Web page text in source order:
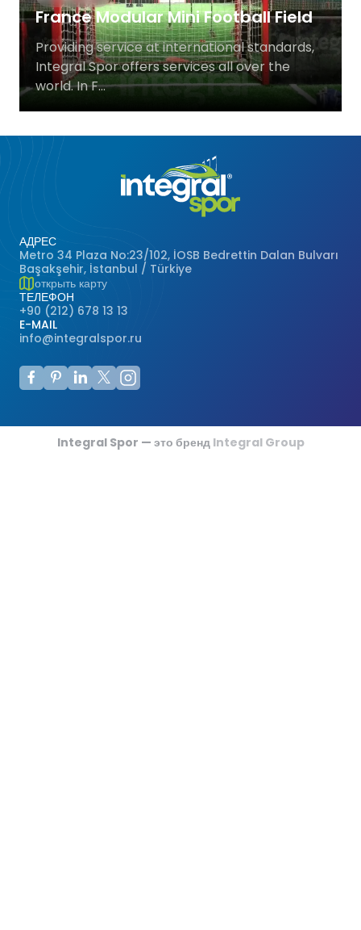
Баскетбольные Корты
Волейбольные Корты
Многофункциональные Поля
Хоккейные Поля
Бейсбольные Поля
Регби Поля
Бадминтонные Корты
Футзальные Корты
Американский Футбол
Натуральная Трава
France Modular Mini Football Field
Providing service at international standards,
Integral Spor offers services all over the
world. In F...
АДРЕС
Metro 34 Plaza No:23/102, İOSB Bedrettin Dalan Bulvarı
Başakşehir, İstanbul / Türkiye
открыть карту
ТЕЛЕФОН
+90 (212) 678 13 13
E-MAIL
info@integralspor.ru
Integral Spor — это бренд Integral Group